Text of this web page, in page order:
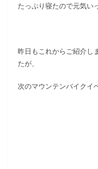
たっぷり寝たので元気
昨日もこれからご紹介し
たが、
次のマウンテンバイクイ